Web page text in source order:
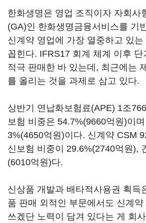
한화생명은 영업 조직이자 자회사
(GA)인 한화생명금융서비스를 기
신계약 영업에 가장 열중하고 있
꼽힌다. IFRS17 회계 체계 이후 단
적극 판매한 바 있는데, 최근에는
를 올리는 것을 과제로 삼고 있다.
상반기 연납화보험료(APE) 1조
보험 비중은 54.7%(9660억원)이
3%(4650억원)이다. 신계약 CSM
신보험 비중이 29.6%(2740억원),
(6010억원)다.
신상품 개발과 배타적사용권 획득
품 판매 외적인 부문에서도 신계약
쓰겠단 노력이 담겨 있다는 게 회